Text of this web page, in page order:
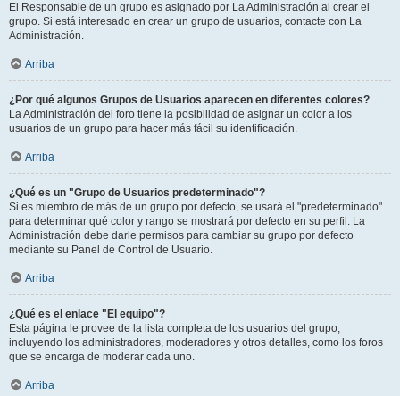
El Responsable de un grupo es asignado por La Administración al crear el
grupo. Si está interesado en crear un grupo de usuarios, contacte con La
Administración.
Arriba
¿Por qué algunos Grupos de Usuarios aparecen en diferentes colores?
La Administración del foro tiene la posibilidad de asignar un color a los
usuarios de un grupo para hacer más fácil su identificación.
Arriba
¿Qué es un "Grupo de Usuarios predeterminado"?
Si es miembro de más de un grupo por defecto, se usará el "predeterminado"
para determinar qué color y rango se mostrará por defecto en su perfil. La
Administración debe darle permisos para cambiar su grupo por defecto
mediante su Panel de Control de Usuario.
Arriba
¿Qué es el enlace "El equipo"?
Esta página le provee de la lista completa de los usuarios del grupo,
incluyendo los administradores, moderadores y otros detalles, como los foros
que se encarga de moderar cada uno.
Arriba